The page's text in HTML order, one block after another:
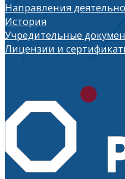
Направления
История
Учредительные
Лицензии и